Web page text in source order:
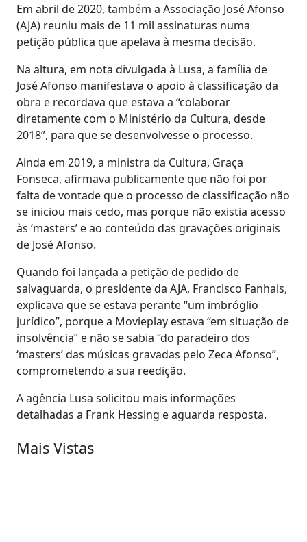
Em abril de 2020, também a Associação José Afonso
(AJA) reuniu mais de 11 mil assinaturas numa
petição pública que apelava à mesma decisão.
Na altura, em nota divulgada à Lusa, a família de
José Afonso manifestava o apoio à classificação da
obra e recordava que estava a “colaborar
diretamente com o Ministério da Cultura, desde
2018”, para que se desenvolvesse o processo.
Ainda em 2019, a ministra da Cultura, Graça
Fonseca, afirmava publicamente que não foi por
falta de vontade que o processo de classificação não
se iniciou mais cedo, mas porque não existia acesso
às ‘masters’ e ao conteúdo das gravações originais
de José Afonso.
Quando foi lançada a petição de pedido de
salvaguarda, o presidente da AJA, Francisco Fanhais,
explicava que se estava perante “um imbróglio
jurídico”, porque a Movieplay estava “em situação de
insolvência” e não se sabia “do paradeiro dos
‘masters’ das músicas gravadas pelo Zeca Afonso”,
comprometendo a sua reedição.
A agência Lusa solicitou mais informações
detalhadas a Frank Hessing e aguarda resposta.
Mais Vistas